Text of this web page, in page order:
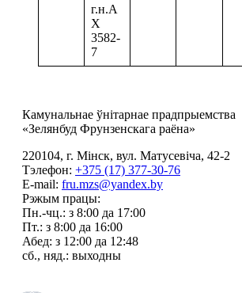
г.н.А
Х
3582-
7
Камунальнае ўнітарнае прадпрыемства
«Зелянбуд Фрунзенскага раёна»
220104, г. Мінск, вул. Матусевіча, 42-2
Тэлефон: +375 (17) 377-30-76
E-mail: fru.mzs@yandex.by
Рэжым працы:
Пн.-чц.: з 8:00 да 17:00
Пт.: з 8:00 да 16:00
Абед: з 12:00 да 12:48
сб., няд.: выходны